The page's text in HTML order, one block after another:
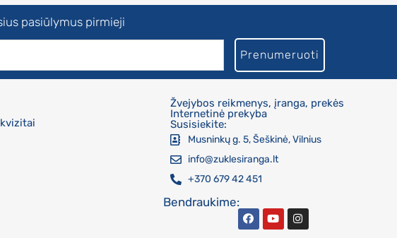
pasiūlymus pirmieji
Prenumeruoti
Žvejybos reikmenys, įranga, prekės
Internetinė prekyba
Susisiekite:
Musninkų g. 5, Šeškinė, Vilnius
info@zuklesiranga.lt
+370 679 42 451
Bendraukime: